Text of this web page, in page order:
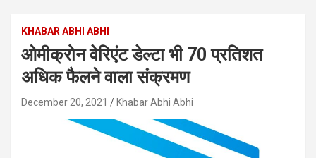
KHABAR ABHI ABHI
ओमीक्रोन वेरिएंट डेल्टा भी 70 प्रतिशत
अधिक फैलने वाला संक्रमण
December 20, 2021 Khabar Abhi Abhi